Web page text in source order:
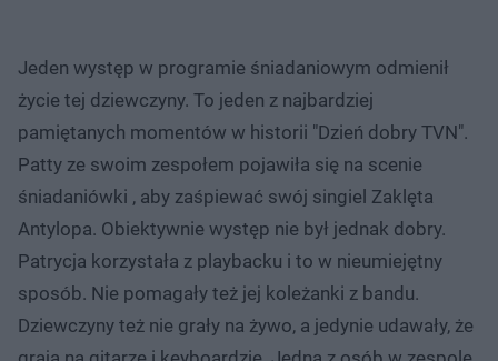
Jeden występ w programie śniadaniowym odmienił
życie tej dziewczyny. To jeden z najbardziej
pamiętanych momentów w historii "Dzień dobry TVN".
Patty ze swoim zespołem pojawiła się na scenie
śniadaniówki , aby zaśpiewać swój singiel Zaklęta
Antylopa. Obiektywnie występ nie był jednak dobry.
Patrycja korzystała z playbacku i to w nieumiejętny
sposób. Nie pomagały też jej koleżanki z bandu.
Dziewczyny też nie grały na żywo, a jedynie udawały, że